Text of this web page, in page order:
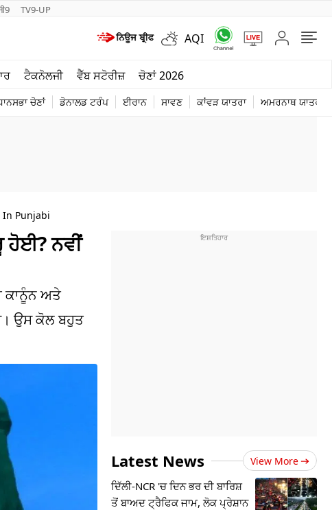
TV9-UP
AQI
ਟੈਕਨੋਲਜੀ ਵੈੱਬ ਸਟੋਰੀਜ਼ ਚੋਣਾਂ 2026
ਚੋਣਾਂ ਡੋਨਾਲਡ ਟਰੰਪ ਈਰਾਨ ਸਾਵਣ ਕਾਂਵੜ ਯਾਤਰਾ ਅਮਰਨਾਥ ਯਾਤਰਾ
ਦੁਨੀਆ
In Punjabi
ਹੋਈ? ਨਵੀਂ
ਕਾਨੂੰਨ ਅਤੇ
ਉਸ ਕੋਲ ਬਹੁਤ
Latest News View More
ਦਿੱਲੀ-NCR 'ਚ ਦਿਨ ਭਰ ਦੀ ਬਾਰਿਸ਼
ਤੋਂ ਬਾਅਦ ਟ੍ਰੈਫਿਕ ਜਾਮ, ਲੋਕ ਪ੍ਰੇਸ਼ਾਨ